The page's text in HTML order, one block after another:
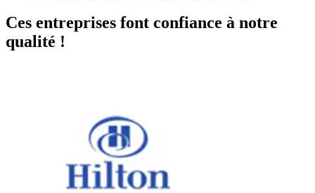
Ces entreprises font confiance à notre
qualité !